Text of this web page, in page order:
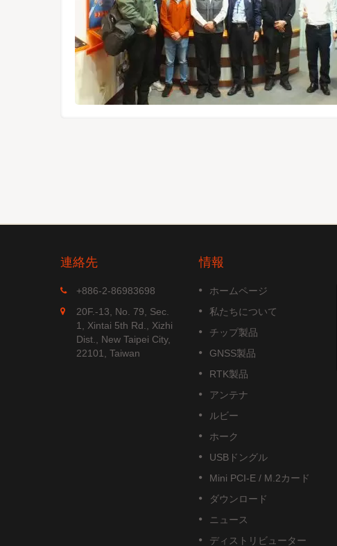
連絡先
+886-2-86983698
20F.-13, No. 79, Sec.
1, Xintai 5th Rd., Xizhi
Dist., New Taipei City,
22101, Taiwan
情報
ホームページ
私たちについて
チップ製品
GNSS製品
RTK製品
アンテナ
ルビー
ホーク
USBドングル
Mini PCI-E / M.2カード
ダウンロード
ニュース
ディストリビューター
MGS-1513-52Q
MGS-1513-52Qは、埋め込み型
パッチアンテナとGNSS受信回路
を含む完全なスタンドアロンのマ
ルチ周波数GNSSスマートアンテ
ナモジュールで、Airoha...
続きを読む